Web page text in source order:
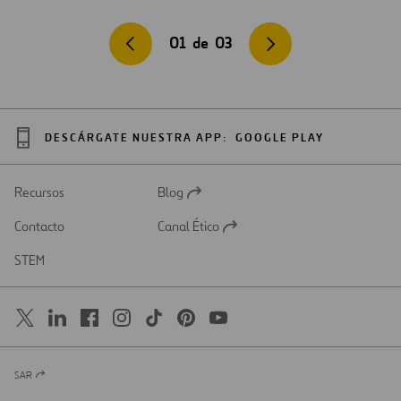
01 de 03
DESCÁRGATE NUESTRA APP: GOOGLE PLAY
Recursos
Abrir
una
Blog
Contacto
Abrir
Canal Ético
STEM
Abrir
SAR